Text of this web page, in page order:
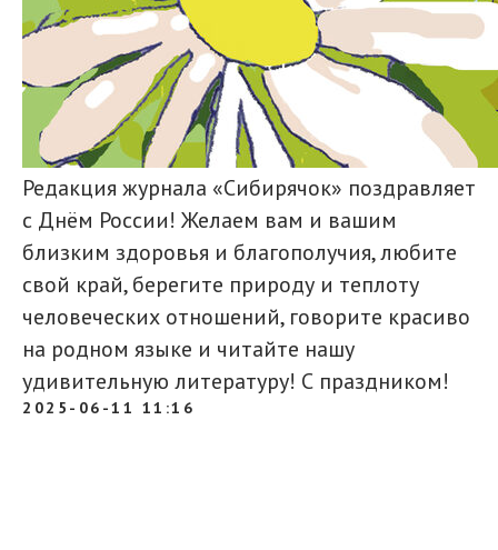
Редакция журнала «Сибирячок» поздравляет
с Днём России! Желаем вам и вашим
близким здоровья и благополучия, любите
свой край, берегите природу и теплоту
человеческих отношений, говорите красиво
на родном языке и читайте нашу
удивительную литературу! С праздником!
2025-06-11 11:16